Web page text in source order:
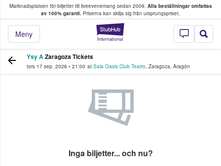
Marknadsplatsen för biljetter till liveevenemang sedan 2009. Alla beställningar omfattas
av 100% garanti. Priserna kan skilja sig från ursprungspriset.
StubHub – där
Meny
köper och säljer biljetter.
Ysy AZaragoza Tickets
tors 17 sep. 2026 • 21:00 at Sala Oasis Club Teatro, Zaragoza, Aragón
Inga biljetter... och nu?